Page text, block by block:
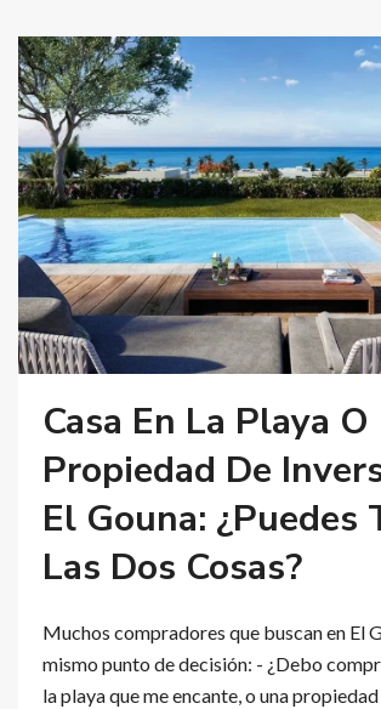
Casa En La Playa O
Propiedad De
El Gouna: ¿Puedes
Las Dos Cosas?
Muchos compradores que buscan en El
mismo punto de decisión: - ¿Debo
la playa que me encante, o una